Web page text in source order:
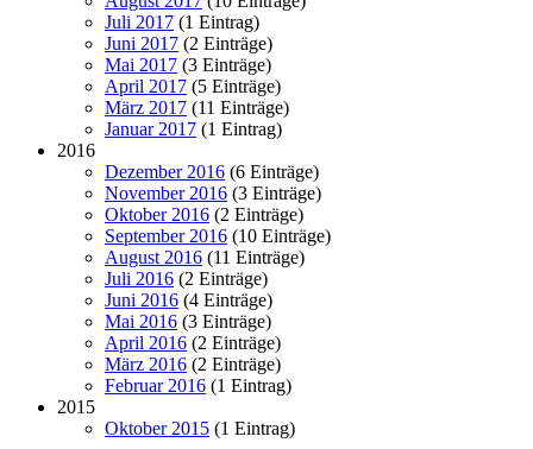
Juli 2017 (1 Eintrag)
Juni 2017 (2 Einträge)
Mai 2017 (3 Einträge)
April 2017 (5 Einträge)
März 2017 (11 Einträge)
Januar 2017 (1 Eintrag)
2016
Dezember 2016 (6 Einträge)
November 2016 (3 Einträge)
Oktober 2016 (2 Einträge)
September 2016 (10 Einträge)
August 2016 (11 Einträge)
Juli 2016 (2 Einträge)
Juni 2016 (4 Einträge)
Mai 2016 (3 Einträge)
April 2016 (2 Einträge)
März 2016 (2 Einträge)
Februar 2016 (1 Eintrag)
2015
Oktober 2015 (1 Eintrag)